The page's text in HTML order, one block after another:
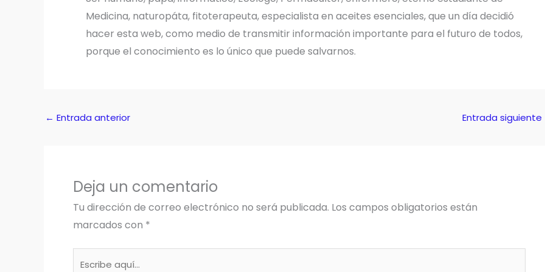
Medicina, naturopáta, fitoterapeuta, especialista en aceites esenciales, que un día decidió
hacer esta web, como medio de transmitir información importante para el futuro de todos,
porque el conocimiento es lo único que puede salvarnos.
← Entrada anterior Entrada siguiente
Deja un comentario
Tu dirección de correo electrónico no será publicada. Los campos obligatorios están
marcados con *